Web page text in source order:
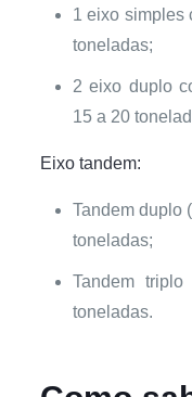
1 eixo simples
toneladas;
2 eixo duplo
15 a 20
Eixo tandem:
Tandem duplo
toneladas;
Tandem
toneladas.